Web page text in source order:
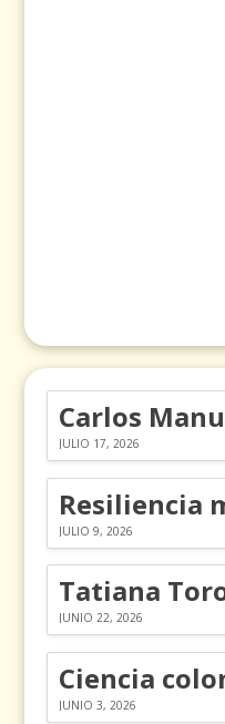
JULIO 17, 2026
JULIO 9, 2026
JUNIO 22, 2026
JUNIO 3, 2026